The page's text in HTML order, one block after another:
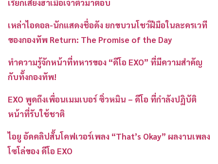
เรียกเสียงฮาเมื่อเจ้าตัวมาตอบ
เหล่าไอดอล-นักแสดงชื่อดัง ยกขบวนโชว์ฝีมือในละครเวที
ของกองทัพ Return: The Promise of the Day
ทำความรู้จักหน้าที่ทหารของ “ดีโอ EXO” ที่มีความสำคัญ
กับทั้งกองทัพ!
EXO พูดถึงเพื่อนเมมเบอร์ ซิ่วหมิน – ดีโอ ที่กำลังปฏิบัติ
หน้าที่รับใช้ชาติ
ไอยู อัดคลิปสั้นโคฟเวอร์เพลง “That’s Okay” ผลงานเพลง
โซโล่ของ ดีโอ EXO